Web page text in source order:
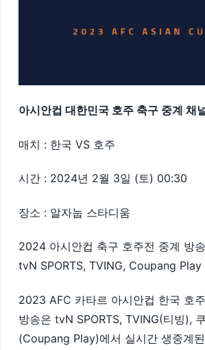
아시안컵 대한민국 호주 축구 중계 채
매치 : 한국 VS 호주
시간 : 2024년 2월 3일 (토) 00:30
장소 : 알자눕 스타디움
2024 아시안컵 축구 호주전 중계 방
tvN SPORTS, TVING, Coupang Play
2023 AFC 카타르 아시안컵 한국 호
방송은 tvN SPORTS, TVING(티빙),
(Coupang Play)에서 실시간 생중계